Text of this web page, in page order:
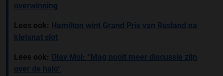
overwinning
Lees ook: Hamilton wint Grand Prix van Rusland na
kletsnat slot
Lees ook: Olav Mol: “Mag nooit meer discussie zijn
over de halo”